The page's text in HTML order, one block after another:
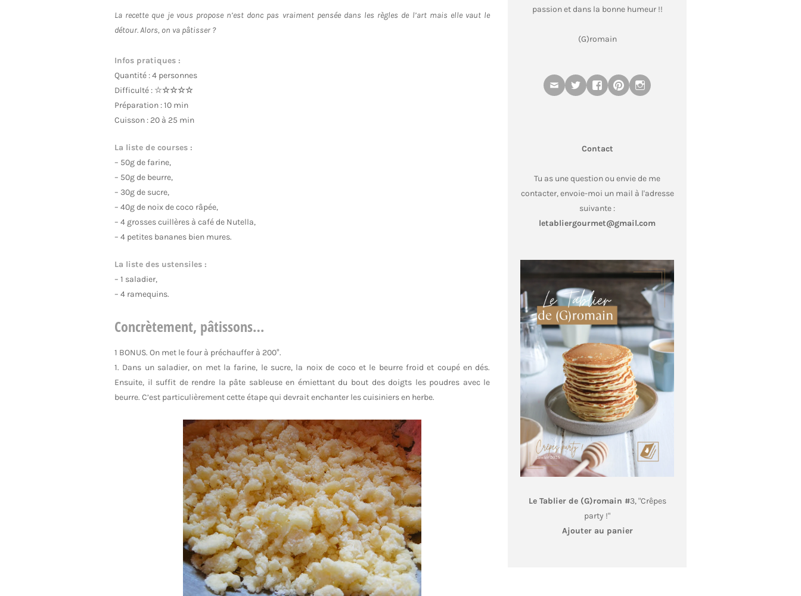
La recette que je vous propose n’est donc pas vraiment pensée dans les règles de l’art mais elle vaut le
détour. Alors, on va pâtisser ?
Infos pratiques :
Quantité : 4 personnes
Difficulté : ☆☆☆☆☆
Préparation : 10 min
Cuisson : 20 à 25 min
La liste de courses :
– 50g de farine,
– 50g de beurre,
– 30g de sucre,
– 40g de noix de coco râpée,
– 4 grosses cuillères à café de Nutella,
– 4 petites bananes bien mures.
La liste des ustensiles :
– 1 saladier,
– 4 ramequins.
Concrètement, pâtissons…
1 BONUS. On met le four à préchauffer à 200°.
1. Dans un saladier, on met la farine, le sucre, la noix de coco et le beurre froid et coupé en dés.
Ensuite, il suffit de rendre la pâte sableuse en émiettant du bout des doigts les poudres avec le
beurre. C’est particulièrement cette étape qui devrait enchanter les cuisiniers en herbe.
passion et dans la bonne humeur !!
(G)romain
Contact
Tu as une question ou envie de me
contacter, envoie-moi un mail à l'adresse
suivante :
letabliergourmet@gmail.com
Le Tablier de (G)romain #3, "Crêpes
party !"
Ajouter au panier